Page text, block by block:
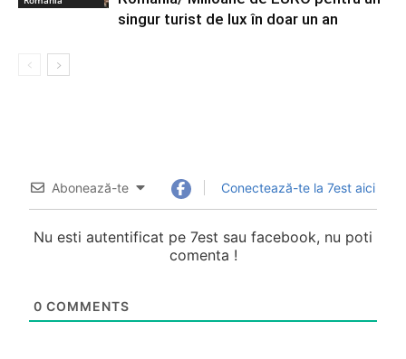
singur turist de lux în doar un an
Abonează-te Conectează-te la 7est aici
Nu esti autentificat pe 7est sau facebook, nu poti
comenta !
0 COMMENTS